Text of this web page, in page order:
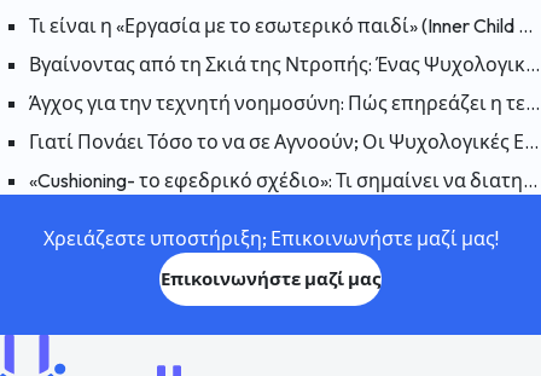
Τι είναι η «Εργασία με το εσωτερικό παιδί» (Inner Child Work); Πώς επηρεάζουν οι πληγές του παρελθόντος το παρόν;
Βγαίνοντας από τη Σκιά της Ντροπής: Ένας Ψυχολογικός Οδηγός για να Συμφιλιωθείτε με τον Εαυτό σας
Άγχος για την τεχνητή νοημοσύνη: Πώς επηρεάζει η τεχνητή νοημοσύνη την ανθρώπινη ψυχολογία;
Γιατί Πονάει Τόσο το να σε Αγνοούν; Οι Ψυχολογικές Επιπτώσεις της Αδιαφορίας
«Cushioning- το εφεδρικό σχέδιο»: Τι σημαίνει να διατηρείται ένα εφεδρικό σχέδιο σε μια σχέση και γιατί συμβαίνει;
Χρειάζεστε υποστήριξη; Επικοινωνήστε μαζί μας!
Επικοινωνήστε μαζί μας